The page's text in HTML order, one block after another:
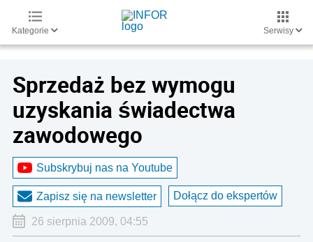
Kategorie Serwisy
Sprzedaż bez wymogu
uzyskania świadectwa
zawodowego
Subskrybuj nas na Youtube
Zapisz się na newsletter Dołącz do ekspertów
26 sierpnia 2009, 04:55